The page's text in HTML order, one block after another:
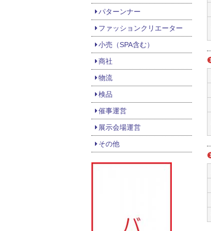
パターンナー
ファッションクリエーター
小売（SPA含む）
商社
物流
検品
催事運営
展示会場運営
その他